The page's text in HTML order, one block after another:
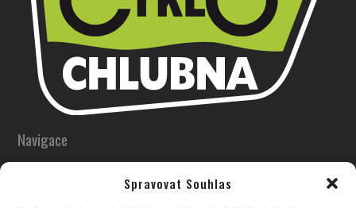
Spravovat Souhlas
Navigace
Úvodní stránka
Katalog produktů